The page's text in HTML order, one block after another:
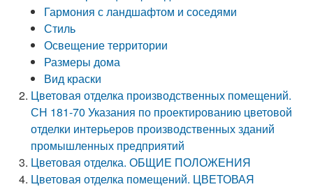
Гармония с ландшафтом и соседями
Стиль
Освещение территории
Размеры дома
Вид краски
Цветовая отделка производственных помещений.
СН 181-70 Указания по проектированию цветовой
отделки интерьеров производственных зданий
промышленных предприятий
Цветовая отделка. ОБЩИЕ ПОЛОЖЕНИЯ
Цветовая отделка помещений. ЦВЕТОВАЯ